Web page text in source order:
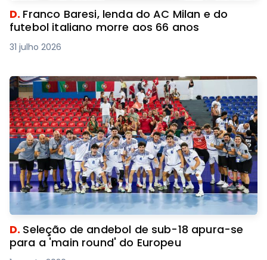
D. Franco Baresi, lenda do AC Milan e do
futebol italiano morre aos 66 anos
31 julho 2026
D. Seleção de andebol de sub-18 apura-se
para a 'main round' do Europeu